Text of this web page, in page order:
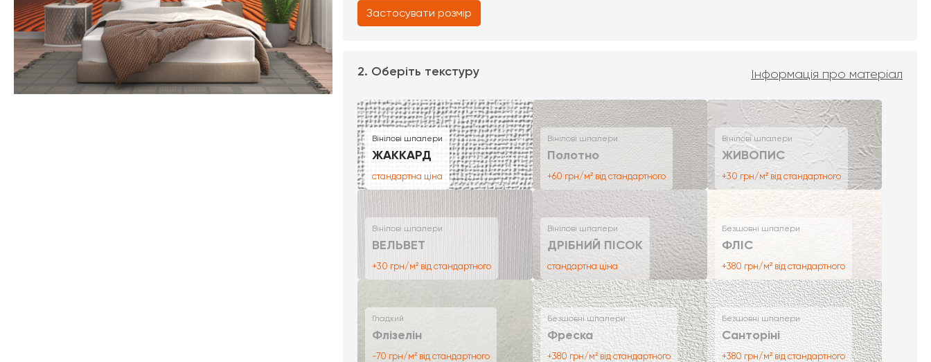
Застосувати розмір
2. Оберіть текстуру Інформація про матеріал
Вінілові шпалери
ЖАККАРД
стандартна ціна
Вінілові шпалери
Полотно
+60 грн/м² від стандартного
Вінілові шпалери
ЖИВОПИС
+30 грн/м² від стандартного
Вінілові шпалери
ВЕЛЬВЕТ
+30 грн/м² від стандартного
Вінілові шпалери
ДРІБНИЙ ПІСОК
стандартна ціна
Безшовні шпалери
ФЛІС
+380 грн/м² від стандартного
Гладкий
Флізелін
-70 грн/м² від стандартного
Безшовні шпалери
Фреска
+380 грн/м² від стандартного
Безшовні шпалери
Санторіні
+380 грн/м² від стандартного